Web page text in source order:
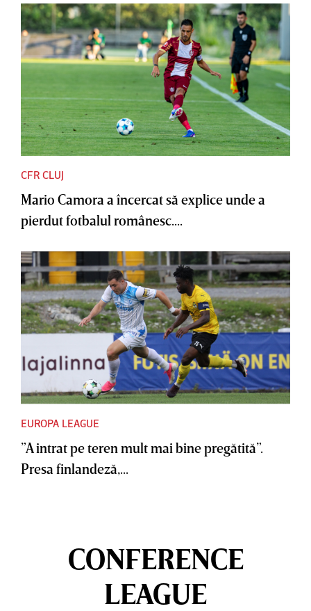
CFR CLUJ
Mario Camora a încercat să explice unde a
pierdut fotbalul românesc....
EUROPA LEAGUE
”A intrat pe teren mult mai bine pregătită”.
Presa finlandeză,...
CONFERENCE
LEAGUE